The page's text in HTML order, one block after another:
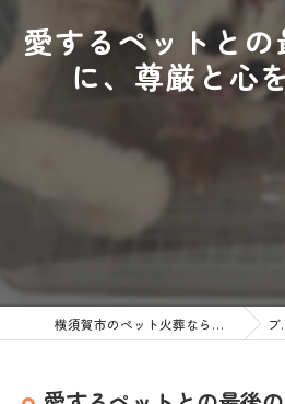
愛するペットと
に、尊厳と心
横須賀市のペット火葬なら訪問ペット火葬 ペットメモリアル神奈川 ブログ